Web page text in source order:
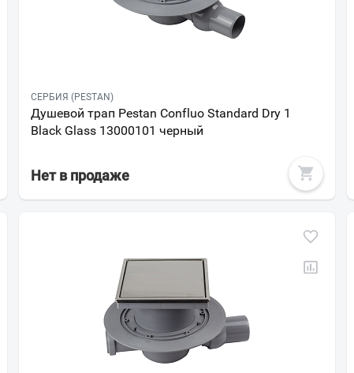
СЕРБИЯ (PESTAN)
Душевой трап Pestan Confluo Standard Dry 1
Black Glass 13000101 черный
Нет в продаже